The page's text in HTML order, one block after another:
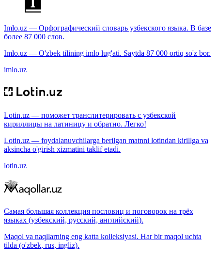
Imlo.uz — Орфографический словарь узбекского языка. В базе
более 87 000 слов.
Imlo.uz — O'zbek tilining imlo lug'ati. Saytda 87 000 ortiq so'z bor.
imlo.uz
Lotin.uz — поможет транслитерировать с узбекской
кириллицы на латиницу и обратно. Легко!
Lotin.uz — foydalanuvchilarga berilgan matnni lotindan kirillga va
aksincha o'girish xizmatini taklif etadi.
lotin.uz
Самая большая коллекция пословиц и поговорок на трёх
языках (узбекский, русский, английский).
Maqol va naqllarning eng katta kolleksiyasi. Har bir maqol uchta
tilda (o'zbek, rus, ingliz).